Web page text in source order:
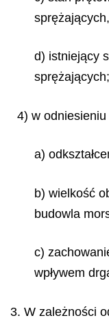
sprężających,
d) istniejący
sprężających;
4) w odniesieniu
a)
b) wielkość
budowla
c)
wpływem
3. W zależności